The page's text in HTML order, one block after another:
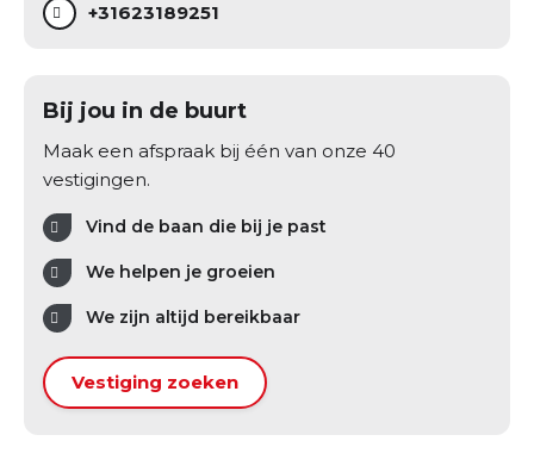
+31623189251
Bij jou in de buurt
Maak een afspraak bij één van onze 40
vestigingen.
Vind de baan die bij je past
We helpen je groeien
We zijn altijd bereikbaar
Vestiging zoeken